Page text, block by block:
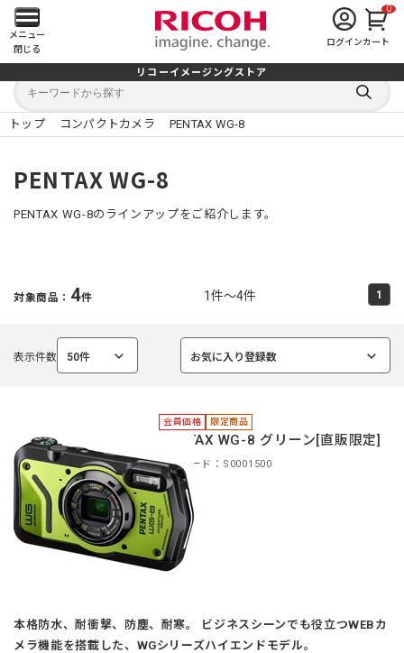
メ
イ
ン
メ
ニ
ュ
を
く
メニュー
閉じる
ログイン
0
カート
リコーイメージングストア
キ
ワ
ー
キ
検
索
る
トップ コンパクトカメラ PENTAX WG-8
PENTAX WG-8
PENTAX WG-8のラインアップをご紹介します。
対象商品： 4件 1件～4件 1
表示件数 50件
選
お気に入り登録数
選
会員価格 限定商品
PENTAX WG-8 グリーン[直販限定]
商品コード：S0001500
本格防水、耐衝撃、防塵、耐寒。 ビジネスシーンでも役立つWEBカ
メラ機能を搭載した、WGシリーズハイエンドモデル。